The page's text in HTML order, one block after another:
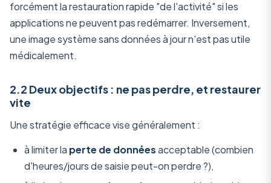
forcément la restauration rapide "de l'activité" si les
applications ne peuvent pas redémarrer. Inversement,
une image système sans données à jour n'est pas utile
médicalement.
2.2 Deux objectifs : ne pas perdre, et restaurer
vite
Une stratégie efficace vise généralement :
à limiter la perte de donnéesacceptable (combien
d'heures/jours de saisie peut-on perdre ?),